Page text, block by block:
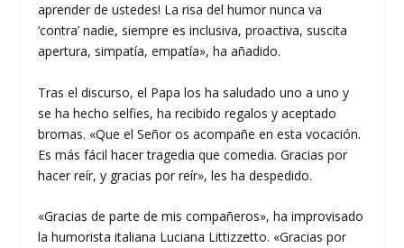
aprender de ustedes! La risa del humor nunca va
‘contra’ nadie, siempre es inclusiva, proactiva, suscita
apertura, simpatía, empatía», ha añadido.
Tras el discurso, el Papa los ha saludado uno a uno y
se ha hecho selfies, ha recibido regalos y aceptado
bromas. «Que el Señor os acompañe en esta vocación.
Es más fácil hacer tragedia que comedia. Gracias por
hacer reír, y gracias por reír», les ha despedido.
«Gracias de parte de mis compañeros», ha improvisado
la humorista italiana Luciana Littizzetto. «Gracias por